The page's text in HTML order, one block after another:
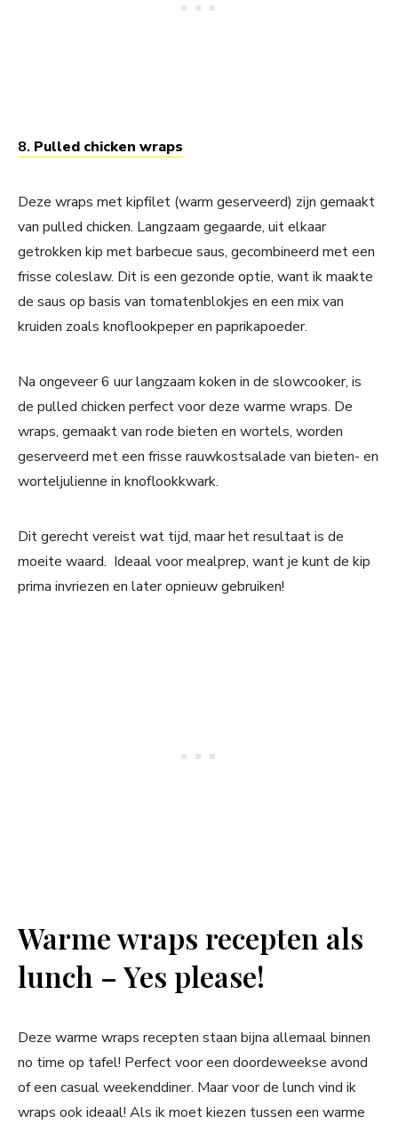
8. Pulled chicken wraps
Deze wraps met kipfilet (warm geserveerd) zijn gemaakt
van pulled chicken. Langzaam gegaarde, uit elkaar
getrokken kip met barbecue saus, gecombineerd met een
frisse coleslaw. Dit is een gezonde optie, want ik maakte
de saus op basis van tomatenblokjes en een mix van
kruiden zoals knoflookpeper en paprikapoeder.
Na ongeveer 6 uur langzaam koken in de slowcooker, is
de pulled chicken perfect voor deze warme wraps. De
wraps, gemaakt van rode bieten en wortels, worden
geserveerd met een frisse rauwkostsalade van bieten- en
worteljulienne in knoflookkwark.
Dit gerecht vereist wat tijd, maar het resultaat is de
moeite waard. Ideaal voor mealprep, want je kunt de kip
prima invriezen en later opnieuw gebruiken!
Warme wraps recepten als
lunch – Yes please!
Deze warme wraps recepten staan bijna allemaal binnen
no time op tafel! Perfect voor een doordeweekse avond
of een casual weekenddiner. Maar voor de lunch vind ik
wraps ook ideaal! Als ik moet kiezen tussen een warme